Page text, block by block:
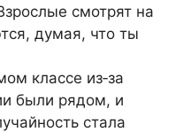
смотрят на
думая, что ты
классе из‑за
были рядом, и
стала